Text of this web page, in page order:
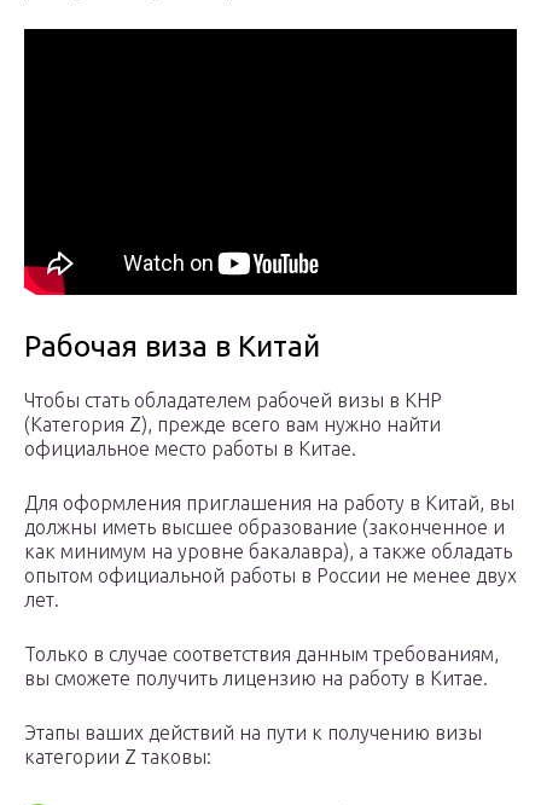
Рабочая виза в Китай
Чтобы стать обладателем рабочей визы в КНР
(Категория Z), прежде всего вам нужно найти
официальное место работы в Китае.
Для оформления приглашения на работу в Китай, вы
должны иметь высшее образование (законченное и
как минимум на уровне бакалавра), а также обладать
опытом официальной работы в России не менее двух
лет.
Только в случае соответствия данным требованиям,
вы сможете получить лицензию на работу в Китае.
Этапы ваших действий на пути к получению визы
категории Z таковы: